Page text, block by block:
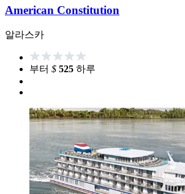
American Constitution
알라스카
부터 $ 525 하루